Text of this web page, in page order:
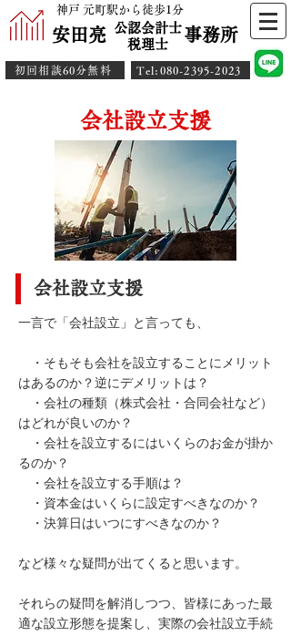
神戸 元町駅から徒歩1分
安田亮 事務所
公認会計士
​税理士
初回相談60分無料 ​Tel:080-2395-2023
会社設立支援
会社設立支援
一言で「会社設立」と言っても、
・そもそも会社を設立することにメリット
はあるのか？逆にデメリットは？
・会社の種類（株式会社・合同会社など）
はどれが良いのか？
・会社を設立するにはいくらのお金が掛か
るのか？
・会社を設立する手順は？
・資本金はいくらに設定すべきなのか？
・決算日はいつにすべきなのか？
など様々な疑問が出てくると思います。
それらの疑問を解消しつつ、皆様にあった最
適な設立形態を提案し、実際の会社設立手続